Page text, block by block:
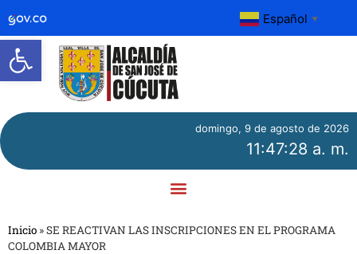
Abrir barra de herramientas
Español ▼
domingo, 9 de agosto de 2026
11:47:29 a. m.
Inicio »SE REACTIVAN LAS INSCRIPCIONES EN EL PROGRAMA
COLOMBIA MAYOR